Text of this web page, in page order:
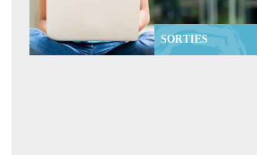
SORTIES